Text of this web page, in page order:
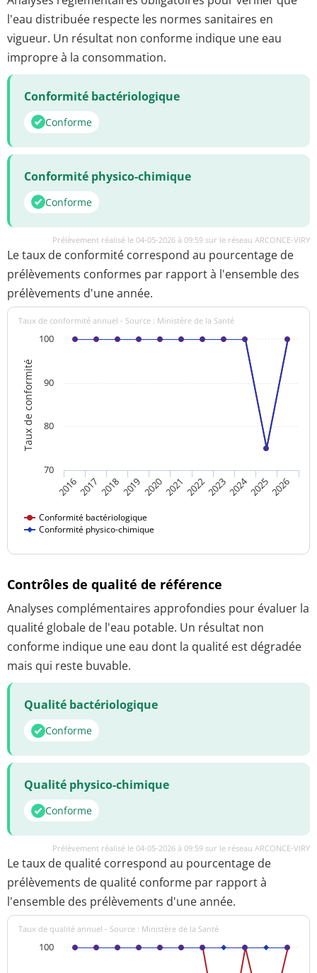
l'eau distribuée respecte les normes sanitaires en
vigueur. Un résultat non conforme indique une eau
impropre à la consommation.
Conformité bactériologique
Conforme
Conformité physico-chimique
Conforme
Prélèvement réalisé le 04-05-2026 à 09:59 sur le réseau ARCONCE-VIRY
Le taux de conformité correspond au pourcentage de
prélèvements conformes par rapport à l'ensemble des
prélèvements d'une année.
Taux de conformité
Taux de conformité annuel - Source : Ministère de la Santé
Conformité bactériologique
Conformité physico-chimique
20162017 201820192020202120222023202420252026
70
80
90
100
Contrôles de qualité de référence
Analyses complémentaires approfondies pour évaluer la
qualité globale de l'eau potable. Un résultat non
conforme indique une eau dont la qualité est dégradée
mais qui reste buvable.
Qualité bactériologique
Conforme
Qualité physico-chimique
Conforme
Prélèvement réalisé le 04-05-2026 à 09:59 sur le réseau ARCONCE-VIRY
Le taux de qualité correspond au pourcentage de
prélèvements de qualité conforme par rapport à
l'ensemble des prélèvements d'une année.
Taux de qualité annuel - Source : Ministère de la Santé
100